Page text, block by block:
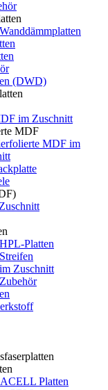
(DWD)
im Zuschnitt
MDF
MDF im
Platten
Zuschnitt
Platten